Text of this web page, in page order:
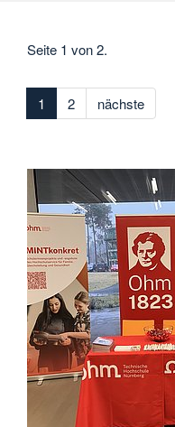
Seite 1 von 2.
1 2 nächste